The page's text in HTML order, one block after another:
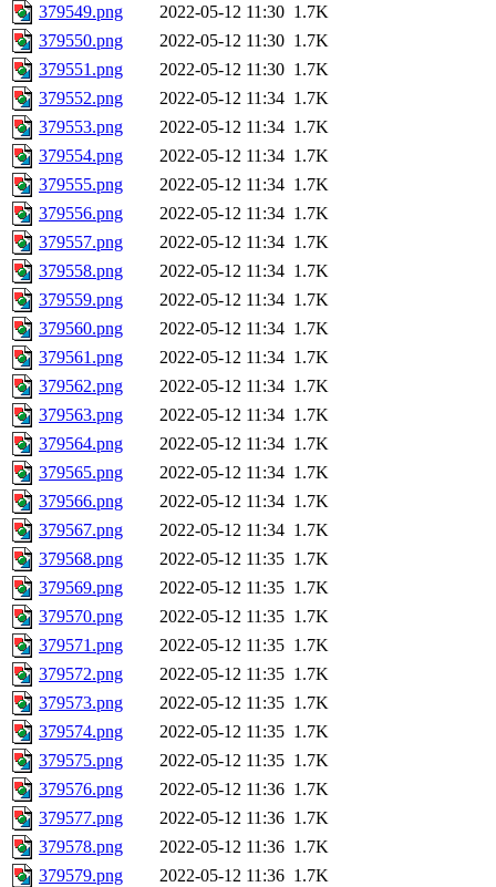
379549.png
2022-05-12 11:30 1.7K
379550.png
2022-05-12 11:30 1.7K
379551.png
2022-05-12 11:30 1.7K
379552.png
2022-05-12 11:34 1.7K
379553.png
2022-05-12 11:34 1.7K
379554.png
2022-05-12 11:34 1.7K
379555.png
2022-05-12 11:34 1.7K
379556.png
2022-05-12 11:34 1.7K
379557.png
2022-05-12 11:34 1.7K
379558.png
2022-05-12 11:34 1.7K
379559.png
2022-05-12 11:34 1.7K
379560.png
2022-05-12 11:34 1.7K
379561.png
2022-05-12 11:34 1.7K
379562.png
2022-05-12 11:34 1.7K
379563.png
2022-05-12 11:34 1.7K
379564.png
2022-05-12 11:34 1.7K
379565.png
2022-05-12 11:34 1.7K
379566.png
2022-05-12 11:34 1.7K
379567.png
2022-05-12 11:34 1.7K
379568.png
2022-05-12 11:35 1.7K
379569.png
2022-05-12 11:35 1.7K
379570.png
2022-05-12 11:35 1.7K
379571.png
2022-05-12 11:35 1.7K
379572.png
2022-05-12 11:35 1.7K
379573.png
2022-05-12 11:35 1.7K
379574.png
2022-05-12 11:35 1.7K
379575.png
2022-05-12 11:35 1.7K
379576.png
2022-05-12 11:36 1.7K
379577.png
2022-05-12 11:36 1.7K
379578.png
2022-05-12 11:36 1.7K
379579.png
2022-05-12 11:36 1.7K